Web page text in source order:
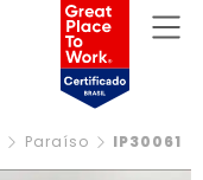
Paraíso IP30061